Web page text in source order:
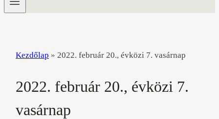
Kezdőlap » 2022. február 20., évközi 7. vasárnap
2022. február 20., évközi 7.
vasárnap